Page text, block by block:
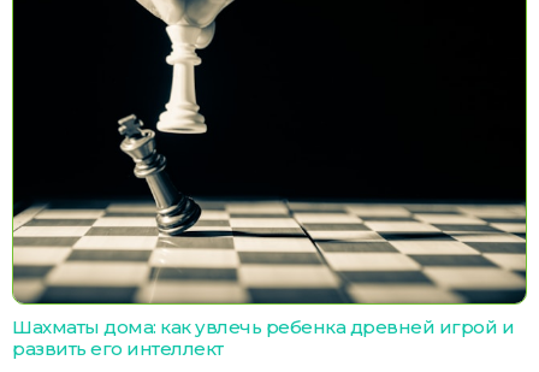
Шахматы дома: как увлечь ребенка древней игрой и
развить его интеллект